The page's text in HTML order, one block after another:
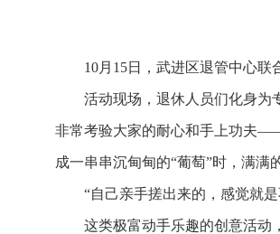
10月15日，武进区退管中心
活动现场，退休人员们化身为
非常考验大家的耐心和手上功夫
成一串串沉甸甸的“葡萄”时，满满
“自己亲手搓出来的，感觉就
这类极富动手乐趣的创意活动